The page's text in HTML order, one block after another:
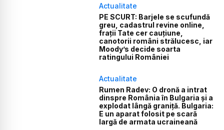
Actualitate
PE SCURT: Barjele se scufundă
greu, cadastrul revine online,
frații Tate cer cauțiune,
canotorii români strălucesc, iar
Moody’s decide soarta
ratingului României
Actualitate
Rumen Radev: O dronă a intrat
dinspre România în Bulgaria și a
explodat lângă graniță. Bulgaria:
E un aparat folosit pe scară
largă de armata ucraineană